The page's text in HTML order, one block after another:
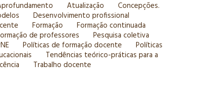
Atualização
Concepções.
Desenvolvimento profissional
Formação
Formação continuada
de professores
Pesquisa coletiva
Políticas de formação docente
Políticas
Tendências teórico-práticas para a
Trabalho docente